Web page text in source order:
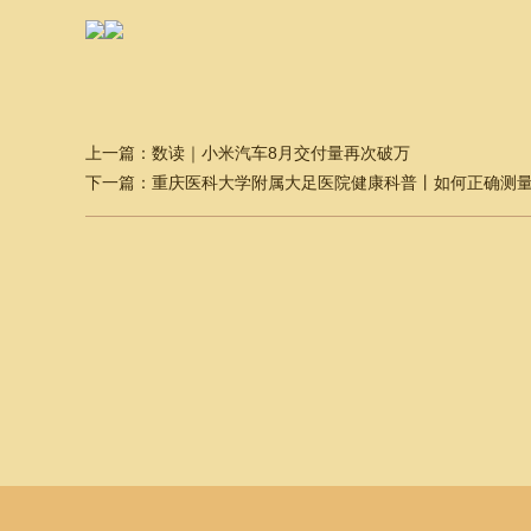
上一篇： 数读｜小米汽车8月交付量再次破万
下一篇： 重庆医科大学附属大足医院健康科普丨如何正确测